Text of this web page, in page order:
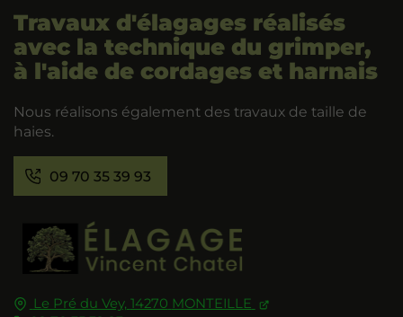
Le Pré du Vey, 14270 MONTEILLE
Travaux d'élagages réalisés
avec la technique du grimper,
à l'aide de cordages et harnais
Nous réalisons également des travaux de taille de
haies.
09 70 35 39 93